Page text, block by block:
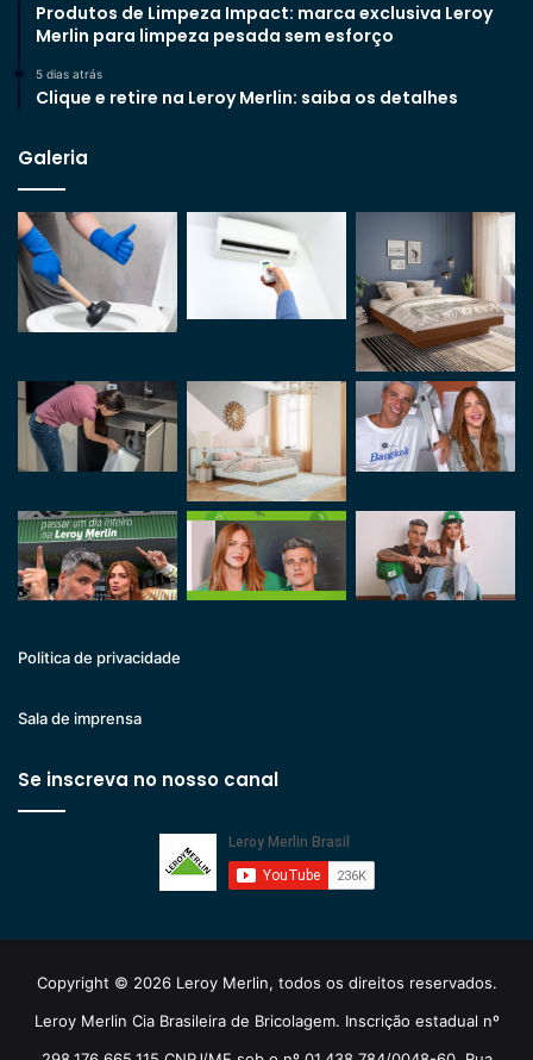
Produtos de Limpeza Impact: marca exclusiva Leroy
Merlin para limpeza pesada sem esforço
5 dias atrás
Clique e retire na Leroy Merlin: saiba os detalhes
Galeria
Politica de privacidade
Sala de imprensa
Se inscreva no nosso canal
Copyright © 2026 Leroy Merlin, todos os direitos reservados.
Leroy Merlin Cia Brasileira de Bricolagem. Inscrição estadual nº